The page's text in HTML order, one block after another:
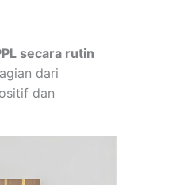
secara rutin
dari
dan